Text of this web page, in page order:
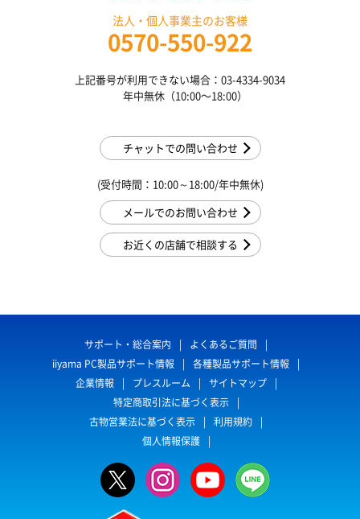
法人・個人事業主のお客様
0570-550-922
上記番号が利用できない場合：03-4334-9034
年中無休（10:00〜18:00）
チャットでの問い合わせ
(受付時間：10:00～18:00/年中無休)
メールでのお問い合わせ
お近くの店舗で相談する
サポート・総合案内
よくあるご質問
iiyama PC製品サポート情報
各種製品サポート情報
企業情報
プレスルーム
サイトマップ
特定商取引法に基づく表示
古物営業法に基づく表示
利用規約
個人情報保護